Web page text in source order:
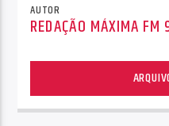
AUTOR
REDAÇÃO MÁXIMA FM